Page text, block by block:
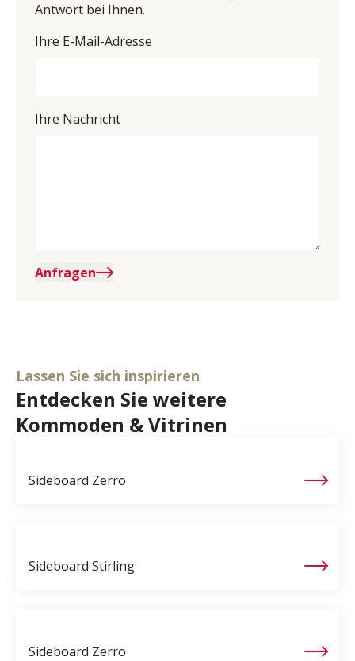
Antwort bei Ihnen.
Ihre E-Mail-Adresse
Ihre Nachricht
Anfragen
Lassen Sie sich inspirieren
Entdecken Sie weitere
Kommoden & Vitrinen
Sideboard Zerro
Sideboard Stirling
Sideboard Zerro